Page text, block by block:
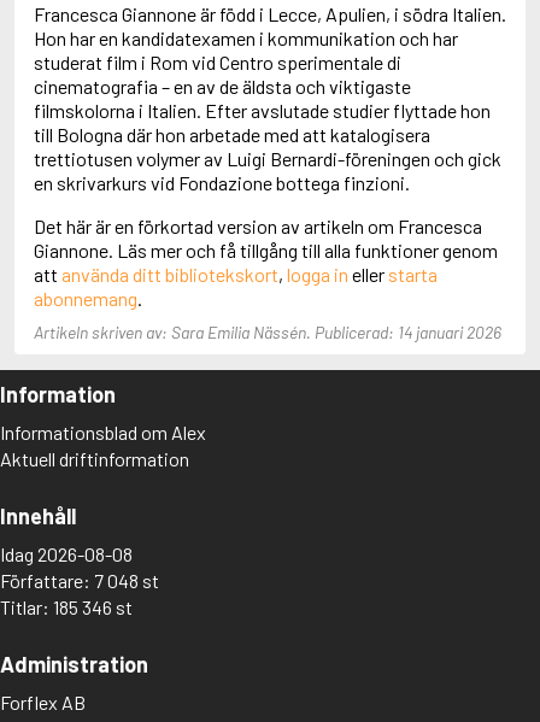
Abrahams, Peter (f. 1947)
Abrahamson, Emmy
Abse, Dannie
Abu-Jaber, Diana
Abulhawa, Susan
Aburas, Lone
Achebe, Chinua
Achmatova, Anna
Ackebo, Lena
Acker, Kathy
Ackroyd, Peter
Adam de la Halle
Adamov, Arthur
Adams, Herbert
Adams, Jane
Adams, Richard
Adbåge, Emma
Adbåge, Lisen
Adichie, Chimamanda Ngozi
Adler-Olsen, Jussi
Adlerbeth, Gudmund Jöran
Adnan, Etel
Adolfsson, Evert
Adolfsson, Josefine
Francesca Giannone är född i Lecce, Apulien, i södra Italien.
Hon har en kandidatexamen i kommunikation och har
studerat film i Rom vid Centro sperimentale di
cinematografia – en av de äldsta och viktigaste
filmskolorna i Italien. Efter avslutade studier flyttade hon
till Bologna där hon arbetade med att katalogisera
trettiotusen volymer av Luigi Bernardi-föreningen och gick
en skrivarkurs vid Fondazione bottega finzioni.
Det här är en förkortad version av artikeln om Francesca
Giannone. Läs mer och få tillgång till alla funktioner genom
att använda ditt bibliotekskort, logga in eller starta
abonnemang.
Artikeln skriven av: Sara Emilia Nässén. Publicerad: 14 januari 2026
Information
Informationsblad om Alex
Aktuell driftinformation
Innehåll
Idag 2026-08-08
Författare: 7 048 st
Titlar: 185 346 st
Administration
Forflex AB